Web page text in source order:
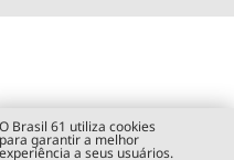
O Brasil 61 utiliza cookies
para garantir a melhor
experiência a seus usuários.